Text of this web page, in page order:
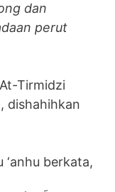
dan
perut
Tirmidzi
dishahihkan
berkata,